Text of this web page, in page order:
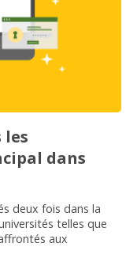
les
dans
deux fois dans la
telles que
aux